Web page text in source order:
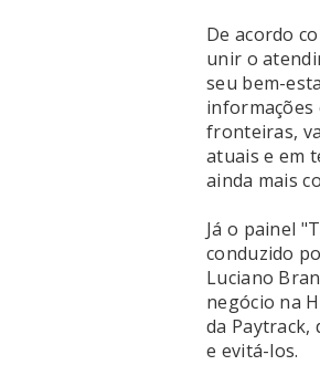
De acordo
unir o
seu bem-
informações
fronteiras,
atuais e em
ainda mais
Já o painel
conduzido
Luciano
negócio na
da Paytrack,
e evitá-los.